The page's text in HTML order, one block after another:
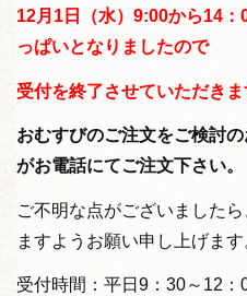
12月1日（水）9:00から14
っぱいとなりましたので
受付を終了させていただきま
おむすびのご注文をご検討
がお電話にてご注文下さい。
ご不明な点がございました
ますようお願い申し上げます
受付時間：平日9：30～12：